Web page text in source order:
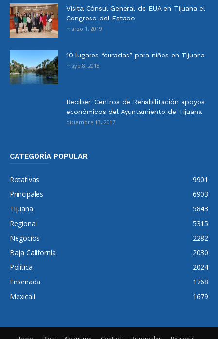
Visita Cónsul General de EUA en Tijuana el
Congreso del Estado
marzo 1, 2019
10 lugares “curadas” para niños en Tijuana
mayo 8, 2018
Reciben Centros de Rehabilitación apoyos
económicos del Ayuntamiento de Tijuana
diciembre 13, 2017
CATEGORÍA POPULAR
Rotativas
9901
Principales
6903
Tijuana
5843
Regional
5315
Negocios
2282
Baja California
2030
Política
2024
Ensenada
1768
Mexicali
1679